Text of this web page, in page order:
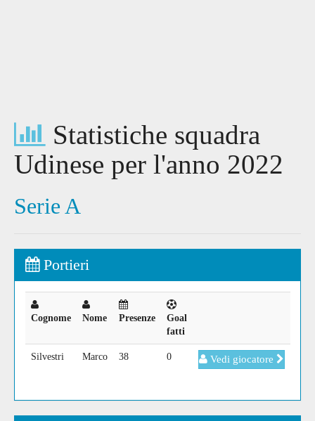
Statistiche squadra
Udinese per l'anno 2022
Serie A
Portieri
Cognome Nome Presenze
Goal
fatti
Silvestri Marco 38 0 Vedi giocatore